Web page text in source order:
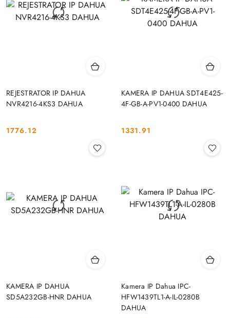
REJESTRATOR IP DAHUA
NVR4216-4KS3 DAHUA
Cena:
1776.12
KAMERA IP DAHUA SDT4E425-
4F-GB-A-PV1-0400 DAHUA
Cena:
1331.91
KAMERA IP DAHUA
SD5A232GB-HNR DAHUA
Kamera IP Dahua IPC-
HFW1439TL1-A-IL-0280B
DAHUA